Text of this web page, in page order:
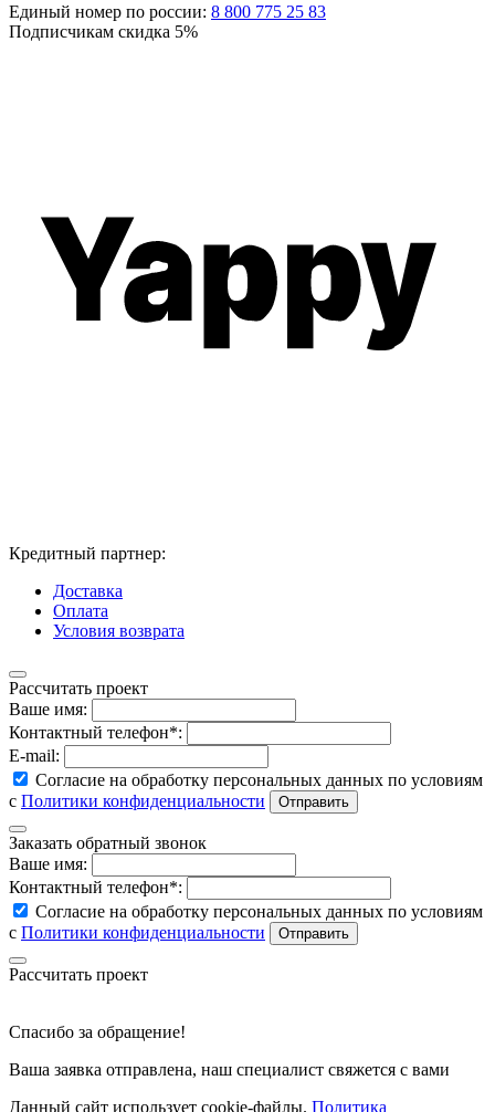
Единый номер по россии: 8 800 775 25 83
Подписчикам скидка 5%
Кредитный партнер:
Доставка
Оплата
Условия возврата
Рассчитать проект
Ваше имя:
Контактный телефон*:
E-mail:
Согласие на обработку персональных данных по условиям
с Политики конфиденциальности
Заказать обратный звонок
Ваше имя:
Контактный телефон*:
Согласие на обработку персональных данных по условиям
с Политики конфиденциальности
Рассчитать проект
Спасибо за обращение!
Ваша заявка отправлена, наш специалист свяжется с вами
Данный сайт использует cookie-файлы. Политика